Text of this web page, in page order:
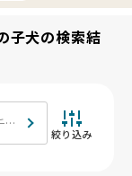
子犬の検索結
ダックスフンド(ロン
葉県 東京都 神奈川県
絞り込み